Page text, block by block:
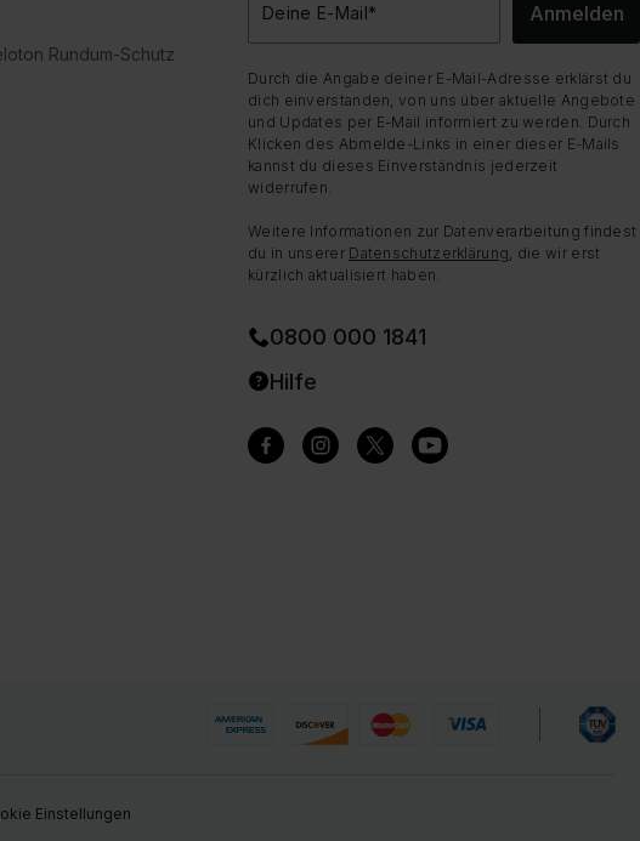
Rundum-Schutz
Deine E-Mail* Anmelden
Durch die Angabe deiner E-Mail-Adresse erklärst du
dich einverstanden, von uns über aktuelle Angebote
und Updates per E-Mail informiert zu werden. Durch
Klicken des Abmelde-Links in einer dieser E-Mails
kannst du dieses Einverständnis jederzeit
widerrufen.
Weitere Informationen zur Datenverarbeitung findest
du in unserer Datenschutzerklärung, die wir erst
kürzlich aktualisiert haben.
0800 000 1841
Hilfe
Einstellungen